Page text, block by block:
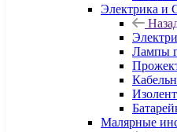
Электрика и
Лампы
Малярные